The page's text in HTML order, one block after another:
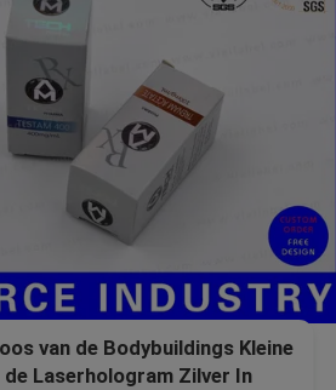
van de Bodybuildings Kleine
Laserhologram Zilver In